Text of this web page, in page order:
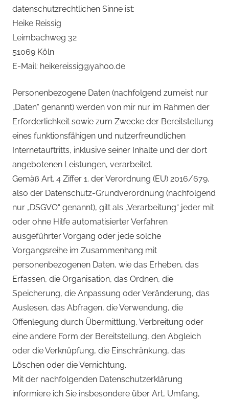
datenschutzrechtlichen Sinne ist:
Heike Reissig
Leimbachweg 32
51069 Köln
E-Mail: heikereissig@yahoo.de
Personenbezogene Daten (nachfolgend zumeist nur
„Daten“ genannt) werden von mir nur im Rahmen der
Erforderlichkeit sowie zum Zwecke der Bereitstellung
eines funktionsfähigen und nutzerfreundlichen
Internetauftritts, inklusive seiner Inhalte und der dort
angebotenen Leistungen, verarbeitet.
Gemäß Art. 4 Ziffer 1. der Verordnung (EU) 2016/679,
also der Datenschutz-Grundverordnung (nachfolgend
nur „DSGVO“ genannt), gilt als „Verarbeitung“ jeder mit
oder ohne Hilfe automatisierter Verfahren
ausgeführter Vorgang oder jede solche
Vorgangsreihe im Zusammenhang mit
personenbezogenen Daten, wie das Erheben, das
Erfassen, die Organisation, das Ordnen, die
Speicherung, die Anpassung oder Veränderung, das
Auslesen, das Abfragen, die Verwendung, die
Offenlegung durch Übermittlung, Verbreitung oder
eine andere Form der Bereitstellung, den Abgleich
oder die Verknüpfung, die Einschränkung, das
Löschen oder die Vernichtung.
Mit der nachfolgenden Datenschutzerklärung
informiere ich Sie insbesondere über Art, Umfang,